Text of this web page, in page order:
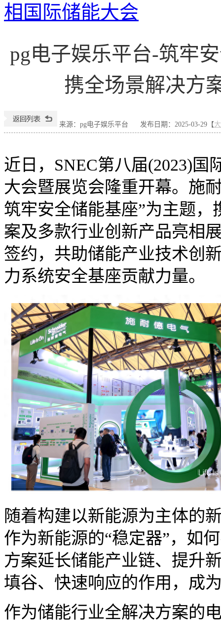
相国际储能大会
pg电子娱乐平台-筑牢
携全场景解决方
来源：pg电子娱乐平台 发布日期：2025-03-29【大
近日，SNEC第八届(2023)
大会暨展览会隆重开幕。施
筑牢安全储能基座”为主题
案及多款行业创新产品亮相
签约，共助储能产业技术创
力系统安全基座贡献力量。
随着构建以新能源为主体的
作为新能源的“稳定器”，如
方案延长储能产业链、提升
填谷、快速响应的作用，成
作为储能行业全解决方案的